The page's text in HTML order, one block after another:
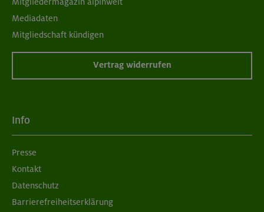
Preis für Mitglieder
Nichtmitglieder – €
Technik:
Mediadaten
Mitgliedschaft kündigen
Vertrag widerrufen
Info
Presse
Kontakt
Datenschutz
Barrierefreiheitserklärung